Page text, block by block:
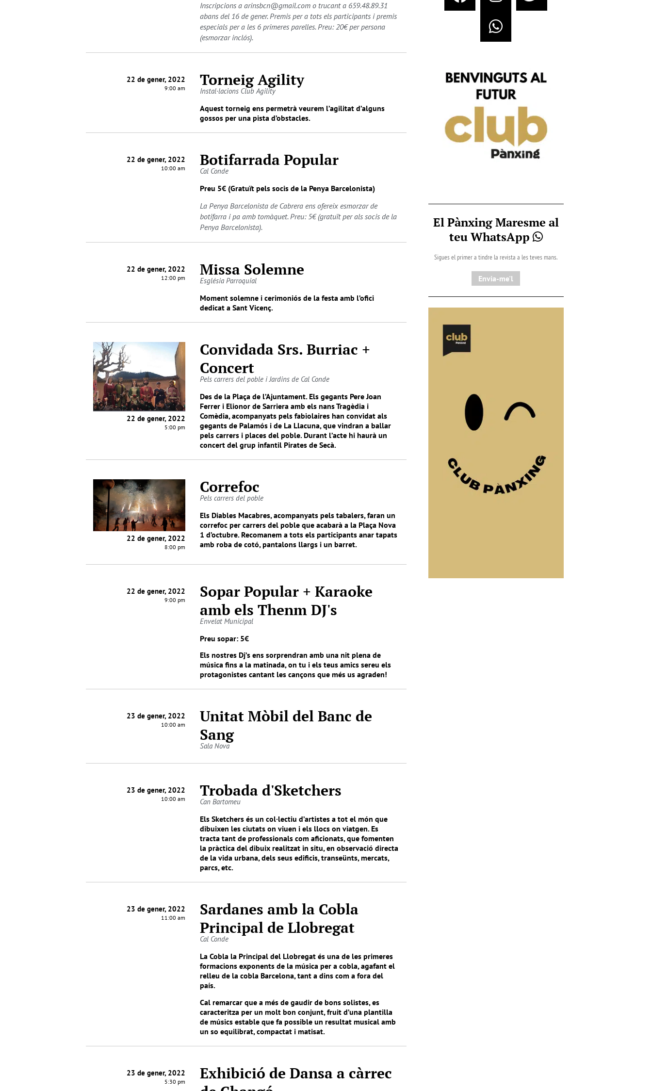
Inscripcions a arinsbcn@gmail.com o trucant a 659.48.89.31
abans del 16 de gener. Premis per a tots els participants i premis
especials per a les 6 primeres parelles. Preu: 20€ per persona
(esmorzar inclós).
22 de gener, 2022
9:00 am Torneig Agility
Instal·lacions Club Agility
Aquest torneig ens permetrà veurem l’agilitat d’alguns
gossos per una pista d’obstacles.
22 de gener, 2022
10:00 am Botifarrada Popular
Cal Conde
Preu 5€ (Gratuït pels socis de la Penya Barcelonista)
La Penya Barcelonista de Cabrera ens ofereix esmorzar de
botifarra i pa amb tomàquet. Preu: 5€ (gratuït per als socis de la
Penya Barcelonista).
22 de gener, 2022
12:00 pm Missa Solemne
Església Parroquial
Moment solemne i cerimoniós de la festa amb l’ofici
dedicat a Sant Vicenç.
22 de gener, 2022
5:00 pm
Convidada Srs. Burriac +
Concert
Pels carrers del poble i Jardins de Cal Conde
Des de la Plaça de l’Ajuntament. Els gegants Pere Joan
Ferrer i Elionor de Sarriera amb els nans Tragèdia i
Comèdia, acompanyats pels fabiolaires han convidat als
gegants de Palamós i de La Llacuna, que vindran a ballar
pels carrers i places del poble. Durant l’acte hi haurà un
concert del grup infantil Pirates de Secà.
22 de gener, 2022
8:00 pm
Correfoc
Pels carrers del poble
Els Diables Macabres, acompanyats pels tabalers, faran un
correfoc per carrers del poble que acabarà a la Plaça Nova
1 d’octubre. Recomanem a tots els participants anar tapats
amb roba de cotó, pantalons llargs i un barret.
22 de gener, 2022
9:00 pm
Sopar Popular + Karaoke
amb els Thenm DJ's
Envelat Municipal
Preu sopar: 5€
Els nostres Dj’s ens sorprendran amb una nit plena de
música fins a la matinada, on tu i els teus amics sereu els
protagonistes cantant les cançons que més us agraden!
23 de gener, 2022
10:00 am
Unitat Mòbil del Banc de
Sang
Sala Nova
23 de gener, 2022
10:00 am Trobada d'Sketchers
Can Bartomeu
Els Sketchers és un col·lectiu d’artistes a tot el món que
dibuixen les ciutats on viuen i els llocs on viatgen. Es
tracta tant de professionals com aficionats, que fomenten
la pràctica del dibuix realitzat in situ, en observació directa
de la vida urbana, dels seus edificis, transeünts, mercats,
parcs, etc.
23 de gener, 2022
11:00 am
Sardanes amb la Cobla
Principal de Llobregat
Cal Conde
La Cobla la Principal del Llobregat és una de les primeres
formacions exponents de la música per a cobla, agafant el
relleu de la cobla Barcelona, tant a dins com a fora del
país.
Cal remarcar que a més de gaudir de bons solistes, es
caracteritza per un molt bon conjunt, fruit d’una plantilla
de músics estable que fa possible un resultat musical amb
un so equilibrat, compactat i matisat.
23 de gener, 2022
5:30 pm
Exhibició de Dansa a càrrec
El Pànxing Maresme al
teu WhatsApp
Sigues el primer a tindre la revista a les teves mans.
Envia-me'l